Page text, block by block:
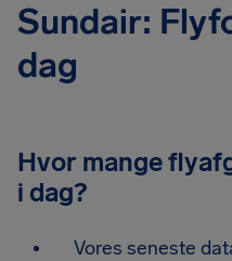
Sundair:
dag
Hvor mange
i dag?
Vores seneste